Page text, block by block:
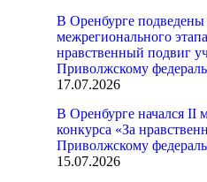
В Оренбурге
межрегионального
нравственный подвиг
Приволжскому
17.07.2026
В Оренбурге начался II
конкурса «За
Приволжскому
15.07.2026